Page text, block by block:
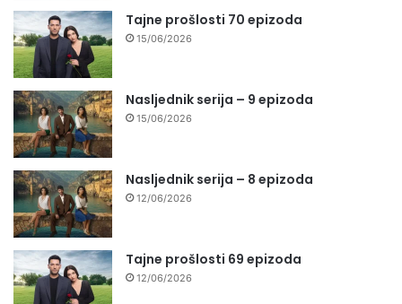
Tajne prošlosti 70 epizoda
15/06/2026
Nasljednik serija – 9 epizoda
15/06/2026
Nasljednik serija – 8 epizoda
12/06/2026
Tajne prošlosti 69 epizoda
12/06/2026